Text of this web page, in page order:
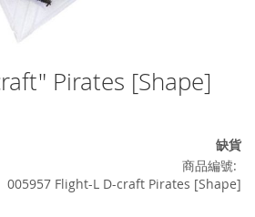
Pirates [Shape]
缺貨
商品編號
005957 Flight-L D-craft Pirates [Shape]